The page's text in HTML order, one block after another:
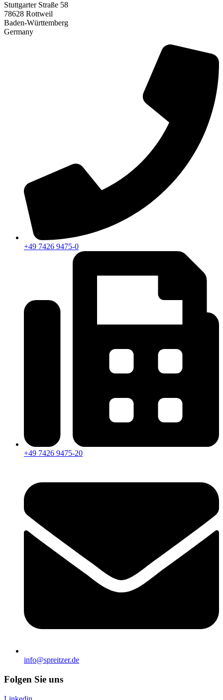
Stuttgarter Straße 58
78628 Rottweil
Baden-Württemberg
Germany
+49 7426 9475-0
+49 7426 9475-20
info@spreitzer.de
Folgen Sie uns